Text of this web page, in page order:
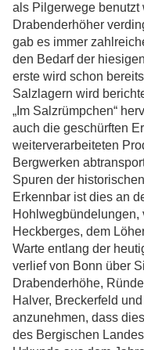
als Pilgerwege benutzt
Drabenderhöher
gab es immer
den Bedarf der
erste wird schon
Salzlagern wird
„Im Salzrümpchen“
auch die geschürften
weiterverarbeiteten
Bergwerken
Spuren der
Erkennbar ist dies an
Hohlwegbündelungen,
Heckberges, dem
Warte entlang der
verlief von Bonn über
Drabenderhöhe,
Halver, Breckerfeld
anzunehmen, dass
des Bergischen